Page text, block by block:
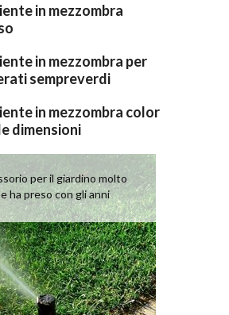
in mezzombra
in mezzombra per
sempreverdi
in mezzombra color
dimensioni
per il giardino molto
ha preso con gli anni